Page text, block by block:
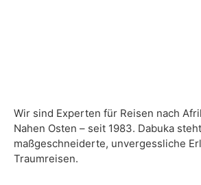
Wir sind Experten für Reisen nach
Nahen Osten – seit 1983. Dabuka
maßgeschneiderte, unvergessliche
Traumreisen.